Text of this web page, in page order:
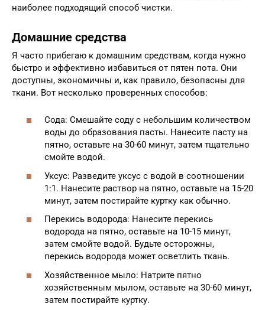
наиболее подходящий способ чистки.
Домашние средства
Я часто прибегаю к домашним средствам, когда нужно
быстро и эффективно избавиться от пятен пота. Они
доступны, экономичны и, как правило, безопасны для
ткани. Вот несколько проверенных способов:
Сода: Смешайте соду с небольшим количеством
воды до образования пасты. Нанесите пасту на
пятно, оставьте на 30-60 минут, затем тщательно
смойте водой.
Уксус: Разведите уксус с водой в соотношении
1:1. Нанесите раствор на пятно, оставьте на 15-20
минут, затем постирайте куртку как обычно.
Перекись водорода: Нанесите перекись
водорода на пятно, оставьте на 10-15 минут,
затем смойте водой. Будьте осторожны,
перекись водорода может осветлить ткань.
Хозяйственное мыло: Натрите пятно
хозяйственным мылом, оставьте на 30-60 минут,
затем постирайте куртку.